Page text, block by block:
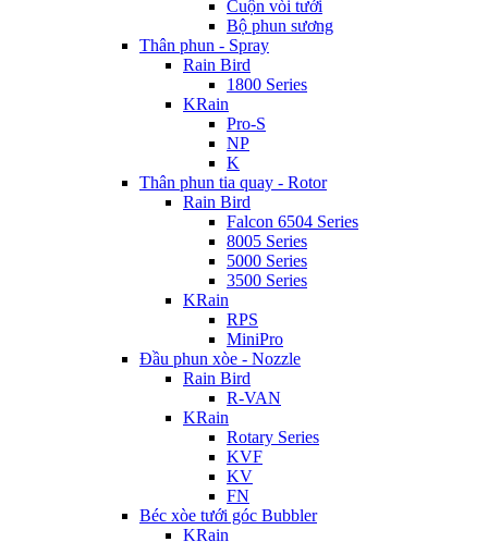
Cuộn vòi tưới
Bộ phun sương
Thân phun - Spray
Rain Bird
1800 Series
KRain
Pro-S
NP
K
Thân phun tia quay - Rotor
Rain Bird
Falcon 6504 Series
8005 Series
5000 Series
3500 Series
KRain
RPS
MiniPro
Đầu phun xòe - Nozzle
Rain Bird
R-VAN
KRain
Rotary Series
KVF
KV
FN
Béc xòe tưới góc Bubbler
KRain